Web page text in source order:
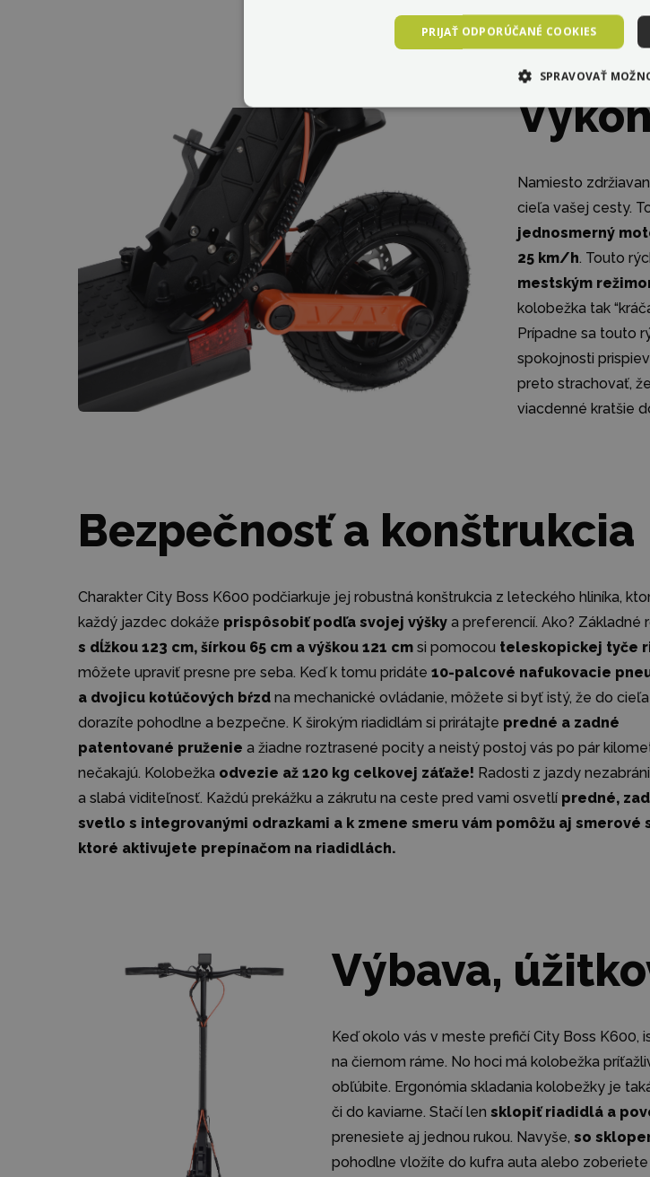
Namiesto
cieľa vašej cesty.
jednosmerný
25 km/h. Touto
mestským
kolobežka tak
Prípadne sa touto
spokojnosti
preto strachovať,
viacdenné kratšie
Bezpečnosť a konštrukcia
Charakter City Boss K600 podčiarkuje jej robustná konštrukcia z leteckého hliníka,
každý jazdec dokáže prispôsobiť podľa svojej výšky a preferencií. Ako? Základné
s dĺžkou 123 cm, šírkou 65 cm a výškou 121 cm si pomocou teleskopickej tyče
môžete upraviť presne pre seba. Keď k tomu pridáte 10-palcové nafukovacie
a dvojicu kotúčových bŕzd na mechanické ovládanie, môžete si byť istý, že do
dorazíte pohodlne a bezpečne. K širokým riadidlám si prirátajte predné a zadné
patentované pruženie a žiadne roztrasené pocity a neistý postoj vás po pár
nečakajú. Kolobežka odvezie až 120 kg celkovej záťaže! Radosti z jazdy
a slabá viditeľnosť. Každú prekážku a zákrutu na ceste pred vami osvetlí predné,
svetlo s integrovanými odrazkami a k zmene smeru vám pomôžu aj smerové
ktoré aktivujete prepínačom na riadidlách.
Výbava,
Keď okolo vás v meste prefičí City Boss
na čiernom ráme. No hoci má kolobežka
obľúbite. Ergonómia skladania kolobežky je
či do kaviarne. Stačí len sklopiť riadidlá a
prenesiete aj jednou rukou. Navyše, so
pohodlne vložíte do kufra auta alebo
PRIJAŤ ODPORÚČANÉ COOKIES
SPRAVOVAŤ